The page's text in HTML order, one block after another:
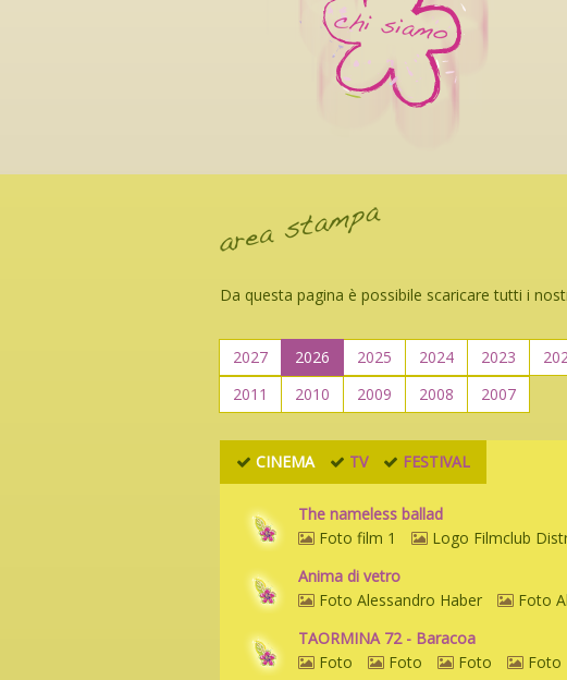
Da questa pagina è possibile scaricare tutti i
2027 2026 2025 2024 2023
2011
2010 2009 2008 2007
CINEMA TV FESTIVAL
The nameless ballad
Foto film 1
Logo Filmclub
Anima di vetro
Foto Alessandro Haber
Foto
TAORMINA 72 - Baracoa
Foto
Foto Foto Foto